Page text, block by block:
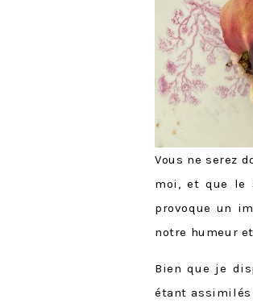
Vous ne serez
moi, et que le
provoque un
notre humeur
Bien que je
étant